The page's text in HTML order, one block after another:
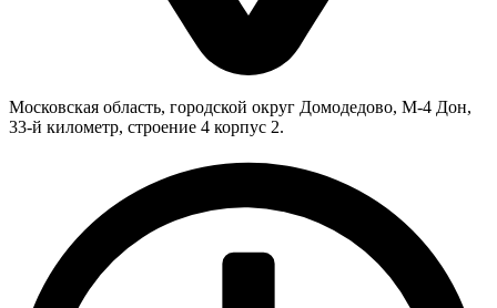
Московская область, городской округ Домодедово, М-4 Дон,
33-й километр, строение 4 корпус 2.